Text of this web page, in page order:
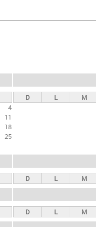
4
11
18
25
D L M
D L M
D L M